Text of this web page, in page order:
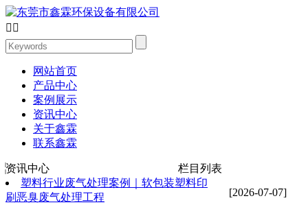
 
网站首页
产品中心
案例展示
资讯中心
关于鑫霖
联系鑫霖
资讯中心 栏目列表
[2026-07-07]
塑料行业废气处理案例｜软包装塑料印
刷恶臭废气处理工程